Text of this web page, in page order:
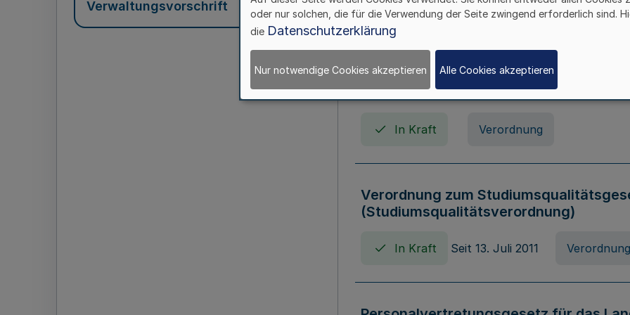
Verwaltungsvorschrift In Kraft Seit 01. April 2008 Gesetz
Verordnung über Beihilfen in Geburts-
Todesfällen (Beihilfenverordnung NRW
In Kraft Verordnung
Verordnung zum
(Studiumsqualitätsverordnung)
In Kraft Seit 13. Juli 2011 Verordnung
oder nur solchen, die für die Verwendung der Seite zwingend erforderlich sind.
die Datenschutzerklärung
Nur notwendige Cookies akzeptieren Alle Cookies akzeptieren